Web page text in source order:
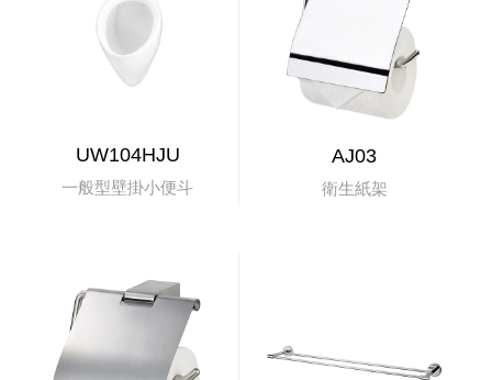
UW104HJU
一般型壁掛小便斗
AJ03
衛生紙架